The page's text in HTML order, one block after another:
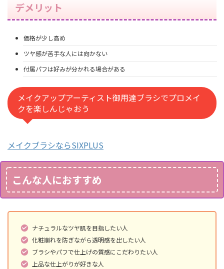
デメリット
価格が少し高め
ツヤ感が苦手な人には向かない
付属パフは好みが分かれる場合がある
メイクアップアーティスト御用達ブラシでプロメイ
クを楽しんじゃおう
メイクブラシならSIXPLUS
こんな人におすすめ
ナチュラルなツヤ肌を目指したい人
化粧崩れを防ぎながら透明感を出したい人
ブラシやパフで仕上げの質感にこだわりたい人
上品な仕上がりが好きな人